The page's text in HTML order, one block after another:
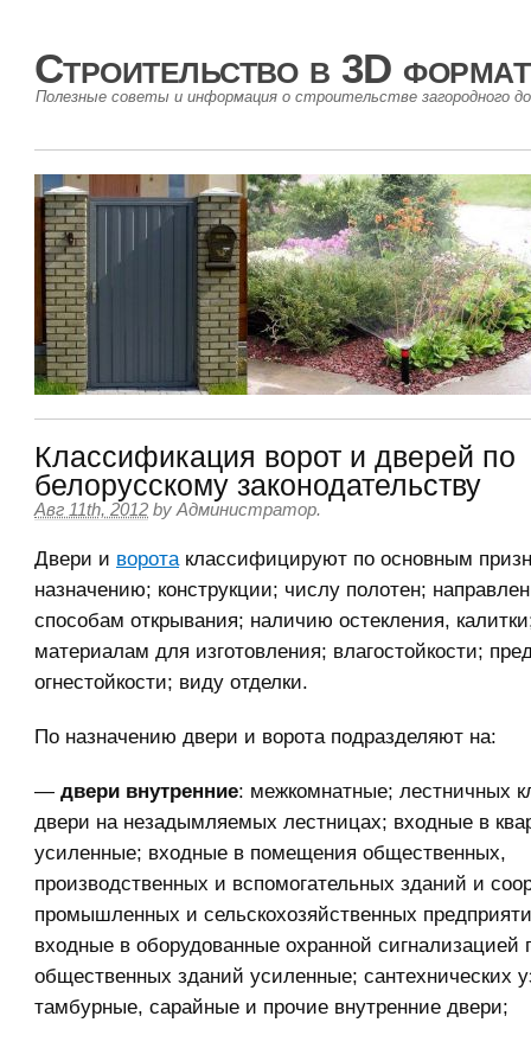
Строительство в 3D
Полезные советы и информация о строительстве загородного
Классификация ворот и дверей по
белорусскому законодательству
Авг 11th, 2012 by Администратор.
Двери и воротаклассифицируют по основным
назначению; конструкции; числу полотен;
способам открывания; наличию остекления,
материалам для изготовления; влагостойкости;
огнестойкости; виду отделки.
По назначению двери и ворота подразделяют на:
— двери внутренние: межкомнатные; лестничных
двери на незадымляемых лестницах; входные в
усиленные; входные в помещения общественных,
производственных и вспомогательных зданий и
промышленных и сельскохозяйственных
входные в оборудованные охранной
общественных зданий усиленные; сантехнических
тамбурные, сарайные и прочие внутренние двери;